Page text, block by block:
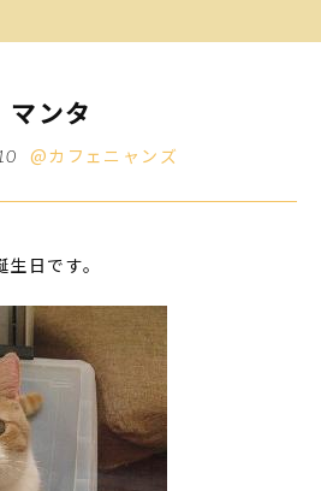
マンタ
@カフェニャンズ
日です。